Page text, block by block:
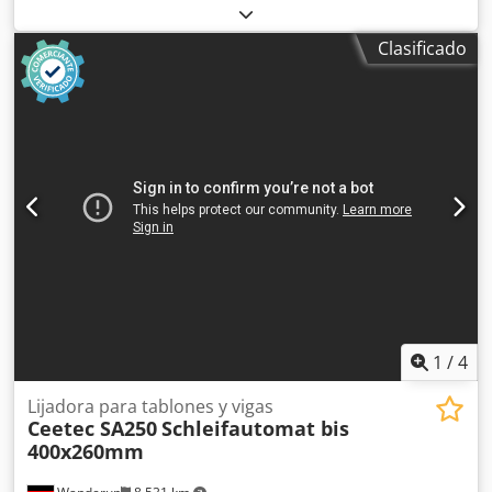
se revisará antes de la venta. Debido a la antigüedad de la
máquina usada, se excluye la garantía en caso de venta a
clientes comerciales. Los datos técnicos y el equipamiento
pueden variar. Se reservan los errores, la venta previa y
metal con sistema de refrigeración; mesa con ajuste de
ángulo. Hoja de sierra, diámetro = 250 mm. Dodpfx Ajzh
Hhbec Djck
Clasificado
1 /4
Lijadora para tablones y vigas
Ceetec SA250Schleifautomat bis
400x260mm